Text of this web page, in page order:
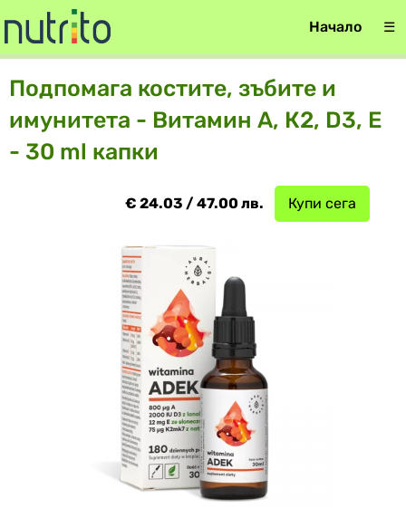
Начало ☰
Подпомага костите, зъбите и
имунитета - Витамин А, К2, D3, E
- 30 ml капки
Купи сега
€ 24.03 / 47.00 лв.